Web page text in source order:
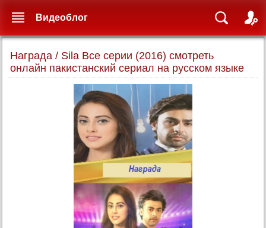
Награда / Sila Все серии (2016) смотреть
онлайн пакистанский сериал на русском языке
Видеоблог